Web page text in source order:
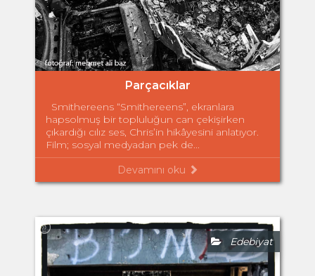
Parçacıklar
Smithereens “Smithereens”, ekranlara
hapsolmuş bir topluluğun can çekişirken
çıkardığı cılız ses, Chris’in hikâyesini anlatıyor.
Film; sosyal medyadan pek de...
Devamını oku
Edebiyat